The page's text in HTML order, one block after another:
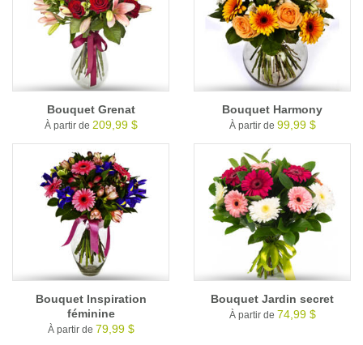
Bouquet Grenat
À partir de 209,99 $
Bouquet Harmony
À partir de 99,99 $
Bouquet Inspiration
féminine
À partir de 79,99 $
Bouquet Jardin secret
À partir de 74,99 $